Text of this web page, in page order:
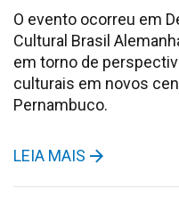
O evento ocorreu em
Cultural Brasil
em torno de
culturais em novos
Pernambuco.
LEIA MAIS